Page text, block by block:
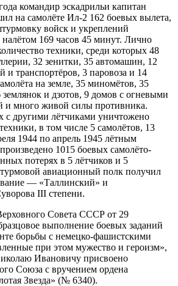
командир эскадрильи капитан
на самолёте Ил-2 162 боевых вылета,
войск и укреплений
169 часов 45 минут. Лично
техники, среди которых 48
32 зенитки, 35 автомашин, 12
и транспортёров, 3 паровоза и 14
на земле, 35 миномётов, 35
землянок и дзотов, 9 домов с огневыми
и много живой силы противника.
с другими лётчиками уничтожено
в том числе 5 самолётов, 13
1944 по апрель 1945 лётным
1015 боевых самолёто-
потерях в 5 лётчиков и 5
авиационный полк получил
— «Таллинский» и
III степени.
Совета СССР от 29
выполнение боевых заданий
борьбы с немецко-фашистскими
при этом мужество и героизм»,
Ивановичу присвоено
Союза с вручением ордена
Звезда» (№ 6340).